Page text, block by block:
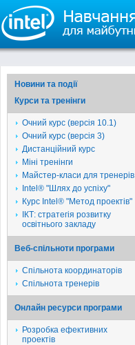
Новини та події
Курси та тренінги
Очний курс (версія 10.1)
Очний курс (версія 3)
Дистанційний курс
Міні тренінги
Майстер-класи для тренерів
Intel® "Шлях до успіху"
Курс Intel® "Метод проектів"
ІКТ: стратегія розвитку
освітнього закладу
Веб-спільноти програми
Спільнота координаторів
Спільнота тренерів
Онлайн ресурси програми
Розробка ефективних
проектів